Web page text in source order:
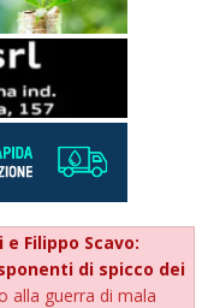
Filippo Scavo:
di spicco dei
alla guerra di mala